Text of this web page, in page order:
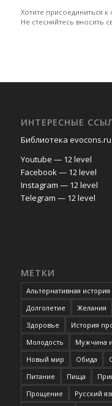
Хотите присоединиться
Не стесняйтесь вносить
ИНТЕРЕСНЫЕ
Библиотека evocons.ru
Youtube — 12 level
Facebook — 12 level
Instagram — 12 level
Telegram — 12 level
МЕТКИ
Альтернативная история
Долголетие
Желания
Здоровье
История
Молодость
Мужчина
Новый мир
Обида
Питание
Пища
Прощение
Русский